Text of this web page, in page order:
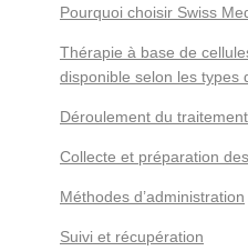
Pourquoi choisir Swiss
Thérapie à base de
disponible selon les types
Déroulement du
Collecte et préparation
Méthodes d’administration
Suivi et récupération